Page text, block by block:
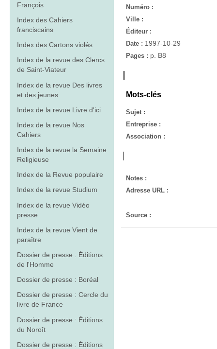
François
Index des Cahiers
franciscains
Index des Cartons violés
Index de la revue des Clercs
de Saint-Viateur
Index de la revue Des livres
et des jeunes
Index de la revue Livre d'ici
Index de la revue Nos
Cahiers
Index de la revue la Semaine
Religieuse
Index de la Revue populaire
Index de la revue Studium
Index de la revue Vidéo
presse
Index de la revue Vient de
paraître
Dossier de presse : Éditions
de l'Homme
Dossier de presse : Boréal
Dossier de presse : Cercle du
livre de France
Dossier de presse : Éditions
du Noroît
Dossier de presse : Éditions
Numéro :
Ville :
Éditeur :
Date : 1997-10-29
Pages : p. B8
Mots-clés
Sujet :
Entreprise :
Association :
Notes :
Adresse URL :
Source :